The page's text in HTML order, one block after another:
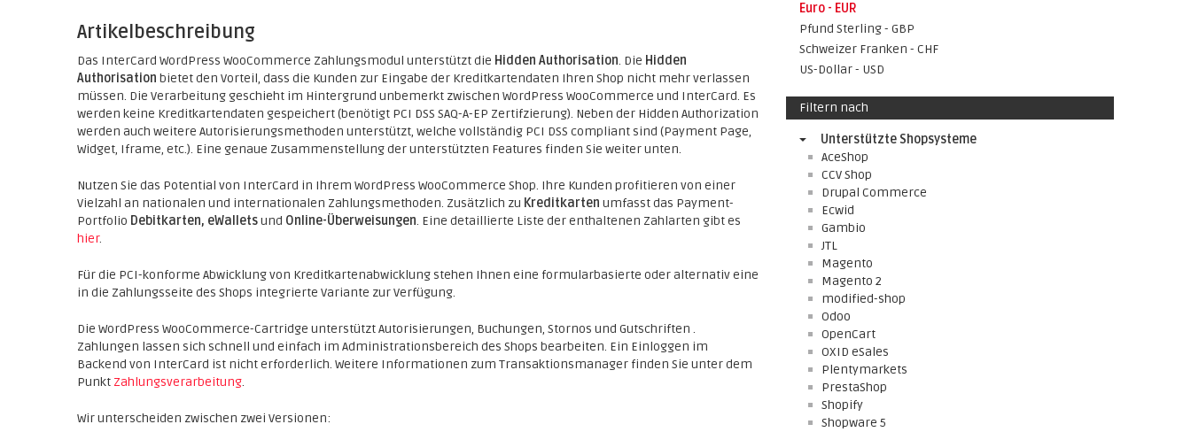
Artikelbeschreibung
Das InterCard WordPress WooCommerce Zahlungsmodul unterstützt die Hidden Authorisation. Die Hidden
Authorisation bietet den Vorteil, dass die Kunden zur Eingabe der Kreditkartendaten Ihren Shop nicht mehr verlassen
müssen. Die Verarbeitung geschieht im Hintergrund unbemerkt zwischen WordPress WooCommerce und InterCard. Es
werden keine Kreditkartendaten gespeichert (benötigt PCI DSS SAQ-A-EP Zertifzierung). Neben der Hidden Authorization
werden auch weitere Autorisierungsmethoden unterstützt, welche vollständig PCI DSS compliant sind (Payment Page,
Widget, Iframe, etc.). Eine genaue Zusammenstellung der unterstützten Features finden Sie weiter unten.
Nutzen Sie das Potential von InterCard in Ihrem WordPress WooCommerce Shop. Ihre Kunden profitieren von einer
Vielzahl an nationalen und internationalen Zahlungsmethoden. Zusätzlich zu Kreditkarten umfasst das Payment-
Portfolio Debitkarten, eWalletsund Online-Überweisungen. Eine detaillierte Liste der enthaltenen Zahlarten gibt es
hier.
Für die PCI-konforme Abwicklung von Kreditkartenabwicklung stehen Ihnen eine formularbasierte oder alternativ eine
in die Zahlungsseite des Shops integrierte Variante zur Verfügung.
Die WordPress WooCommerce-Cartridge unterstütztAutorisierungen, Buchungen, Stornos und Gutschriften .
Zahlungen lassen sich schnell und einfach im Administrationsbereich des Shops bearbeiten. Ein Einloggen im
Backend von InterCard ist nicht erforderlich. Weitere Informationen zum Transaktionsmanager finden Sie unter dem
Punkt Zahlungsverarbeitung.
Wir unterscheiden zwischen zwei Versionen:
Euro - EUR
Pfund Sterling - GBP
Schweizer Franken - CHF
US-Dollar - USD
Filtern nach
Unterstützte Shopsysteme
AceShop
CCV Shop
Drupal Commerce
Ecwid
Gambio
JTL
Magento
Magento 2
modified-shop
Odoo
OpenCart
OXID eSales
Plentymarkets
PrestaShop
Shopify
Shopware 5